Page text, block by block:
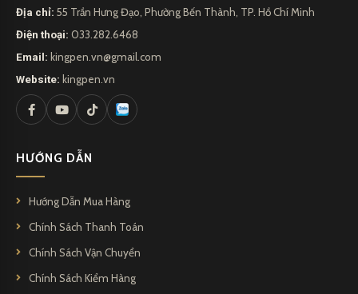
Địa chỉ: 55 Trần Hưng Đạo, Phường Bến Thành, TP. Hồ Chí Minh
Điện thoại: 033.282.6468
Email: kingpen.vn@gmail.com
Website: kingpen.vn
HƯỚNG DẪN
Hướng Dẫn Mua Hàng
Chính Sách Thanh Toán
Chính Sách Vận Chuyển
Chính Sách Kiểm Hàng